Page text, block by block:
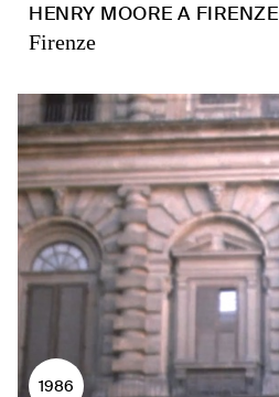
HENRY MOORE A FIRENZE
Firenze
1986